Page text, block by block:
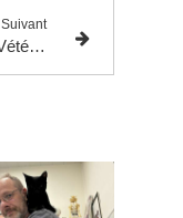
Suivant
Toute l'équipe de la Clinique Vétérinaire Fondère vous souhaite une Bonne Année 2024